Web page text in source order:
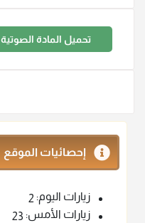
تحميل المادة الصوتية
إحصائيات الموقع
زيارات اليوم: 2
زيارات الأمس: 23